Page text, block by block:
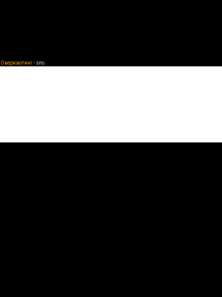
Оверквотинг- зло.